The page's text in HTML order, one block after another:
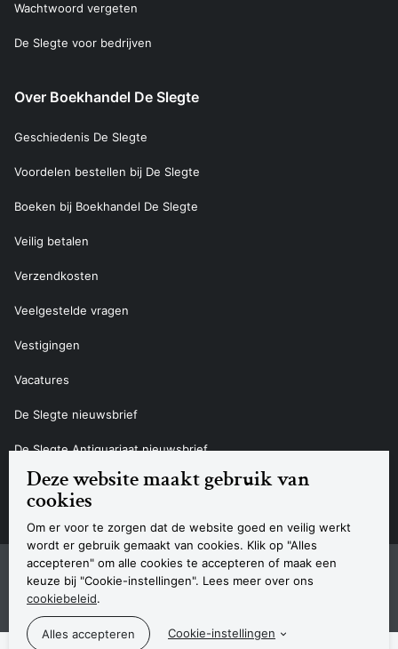
Deze website maakt gebruik van
cookies
Om er voor te zorgen dat de website goed en veilig werkt
wordt er gebruik gemaakt van cookies. Klik op "Alles
accepteren" om alle cookies te accepteren of maak een
keuze bij "Cookie-instellingen". Lees meer over ons
cookiebeleid.
Cookie-instellingen
Wachtwoord vergeten
De Slegte voor bedrijven
Over Boekhandel De Slegte
Geschiedenis De Slegte
Voordelen bestellen bij De Slegte
Boeken bij Boekhandel De Slegte
Veilig betalen
Verzendkosten
Veelgestelde vragen
Vestigingen
Vacatures
De Slegte nieuwsbrief
De Slegte Antiquariaat nieuwsbrief
Contact
Navigatie
SitemapPrivacyverklaring CookieverklaringAlgemene voorwaardenDisclaimer
Contact